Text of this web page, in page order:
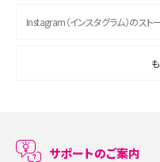
Instagram（インスタグラム）のス
ASMRとは？初心者向けの代表ジ
LINEで友だちを削除する方法は？
サポートのご案内